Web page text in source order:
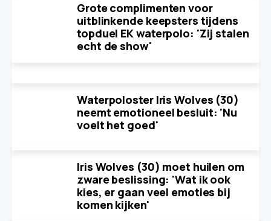
Grote complimenten voor
uitblinkende keepsters tijdens
topduel EK waterpolo: 'Zij stalen
echt de show'
Waterpoloster Iris Wolves (30)
neemt emotioneel besluit: 'Nu
voelt het goed'
Iris Wolves (30) moet huilen om
zware beslissing: 'Wat ik ook
kies, er gaan veel emoties bij
komen kijken'